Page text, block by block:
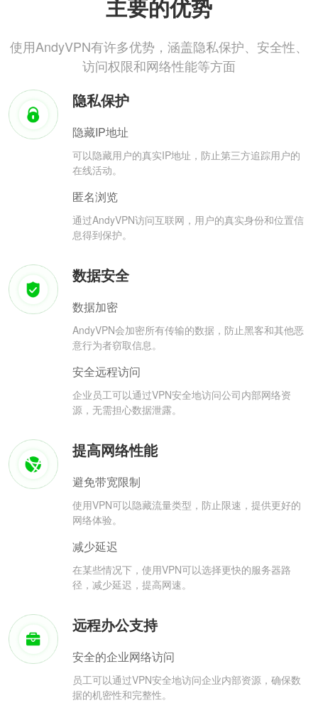
主要的优势
使用AndyVPN有许多优势，涵盖隐私保护、安全性、
访问权限和网络性能等方面
隐私保护
隐藏IP地址
可以隐藏用户的真实IP地址，防止第三方追踪用户的
在线活动。
匿名浏览
通过AndyVPN访问互联网，用户的真实身份和位置信
息得到保护。
数据安全
数据加密
AndyVPN会加密所有传输的数据，防止黑客和其他恶
意行为者窃取信息。
安全远程访问
企业员工可以通过VPN安全地访问公司内部网络资
源，无需担心数据泄露。
提高网络性能
避免带宽限制
使用VPN可以隐藏流量类型，防止限速，提供更好的
网络体验。
减少延迟
在某些情况下，使用VPN可以选择更快的服务器路
径，减少延迟，提高网速。
远程办公支持
安全的企业网络访问
员工可以通过VPN安全地访问企业内部资源，确保数
据的机密性和完整性。